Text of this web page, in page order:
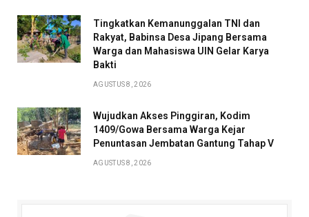
Tingkatkan Kemanunggalan TNI dan
Rakyat, Babinsa Desa Jipang Bersama
Warga dan Mahasiswa UIN Gelar Karya
Bakti
AGUSTUS 8, 2026
Wujudkan Akses Pinggiran, Kodim
1409/Gowa Bersama Warga Kejar
Penuntasan Jembatan Gantung Tahap V
AGUSTUS 8, 2026